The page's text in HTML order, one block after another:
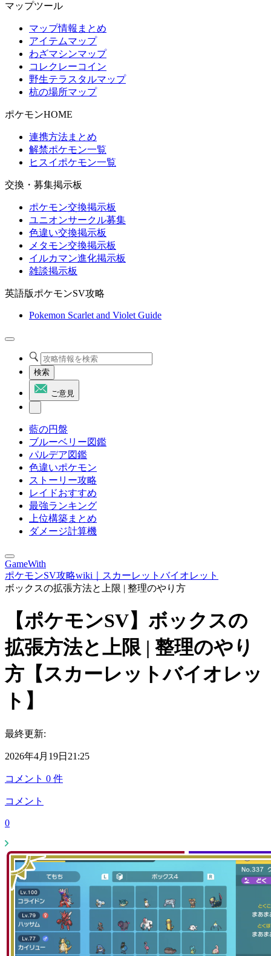
マップツール
マップ情報まとめ
アイテムマップ
わざマシンマップ
コレクレーコイン
野生テラスタルマップ
杭の場所マップ
ポケモンHOME
連携方法まとめ
解禁ポケモン一覧
ヒスイポケモン一覧
交換・募集掲示板
ポケモン交換掲示板
ユニオンサークル募集
色違い交換掲示板
メタモン交換掲示板
イルカマン進化掲示板
雑談掲示板
英語版ポケモンSV攻略
Pokemon Scarlet and Violet Guide
検索
ご意見
藍の円盤
ブルーベリー図鑑
パルデア図鑑
色違いポケモン
ストーリー攻略
レイドおすすめ
最強ランキング
上位構築まとめ
ダメージ計算機
GameWith
ポケモンSV攻略wiki｜スカーレットバイオレット
ボックスの拡張方法と上限 | 整理のやり方
【ポケモンSV】ボックスの
拡張方法と上限 | 整理のやり
方【スカーレットバイオレッ
ト】
最終更新:
2026年4月19日21:25
コメント 0 件
コメント
0